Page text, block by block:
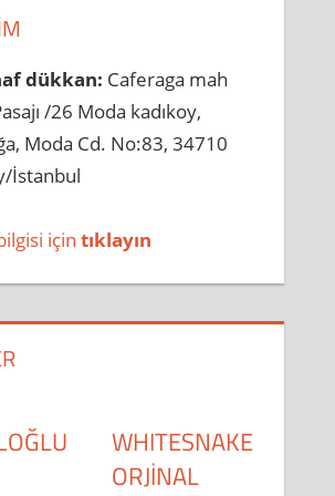
dükkan: Caferaga mah
/26 Moda kadıkoy,
Moda Cd. No:83, 34710
İstanbul
içintıklayın
WHITESNAKE
ORJİNAL